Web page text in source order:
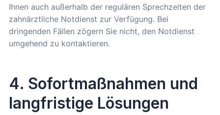
Ihnen auch außerhalb der regulären Sprechzeiten der
zahnärztliche Notdienst zur Verfügung. Bei
dringenden Fällen zögern Sie nicht, den Notdienst
umgehend zu kontaktieren.
4. Sofortmaßnahmen und
langfristige Lösungen